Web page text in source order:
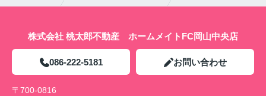
株式会社 桃太郎不動産 ホームメイトFC岡山中央店
086-222-5181 お問い合わせ
〒700-0816